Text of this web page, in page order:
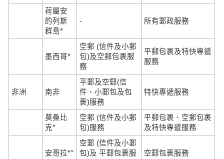
荷屬安
的列斯
群島*
- 所有郵政服務
墨西哥*
空郵 (信件及小郵
包)及空郵包裹服
務
平郵包裹及特快專遞
服務
非洲 南非
平郵及空郵(信
件、小郵包及包
裹)服務
特快專遞服務
莫桑比
克*
空郵 (信件及小郵
包)服務
平郵包裹、空郵包裹
及特快專遞服務
安哥拉*=
空郵 (信件及小郵
包)及 平郵包裹服
空郵包裹服務